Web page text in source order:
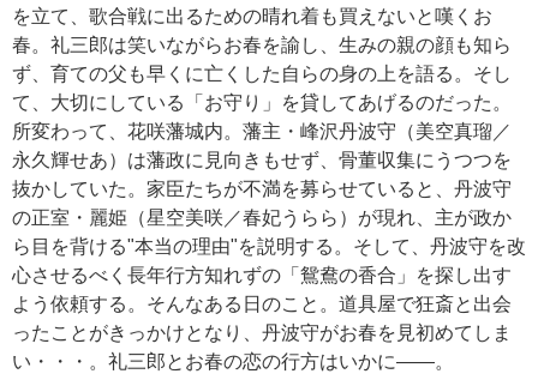
を立て、歌合戦に出るための晴れ着も買えないと嘆くお
春。礼三郎は笑いながらお春を諭し、生みの親の顔も知ら
ず、育ての父も早くに亡くした自らの身の上を語る。そし
て、大切にしている「お守り」を貸してあげるのだった。
所変わって、花咲藩城内。藩主・峰沢丹波守（美空真瑠／
永久輝せあ）は藩政に見向きもせず、骨董収集にうつつを
抜かしていた。家臣たちが不満を募らせていると、丹波守
の正室・麗姫（星空美咲／春妃うらら）が現れ、主が政か
ら目を背ける"本当の理由"を説明する。そして、丹波守を改
心させるべく長年行方知れずの「鴛鴦の香合」を探し出す
よう依頼する。そんなある日のこと。道具屋で狂斎と出会
ったことがきっかけとなり、丹波守がお春を見初めてしま
い・・・。礼三郎とお春の恋の行方はいかに――。